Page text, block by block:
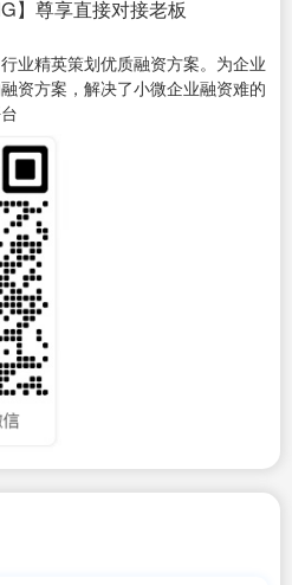
】尊享直接对接老板
业精英策划优质融资方案。为企业
资方案，解决了小微企业融资难的